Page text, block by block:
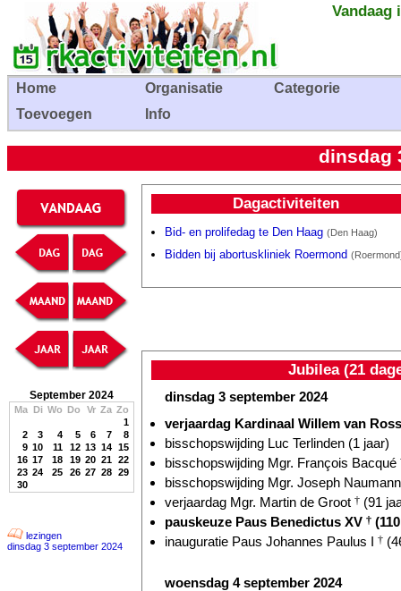
Vandaag
Home Organisatie
Categorie
Toevoegen
Info
dinsdag
September 2024
Ma Di Wo Do Vr Za Zo
1
2
3 4 5 6 7
8
9 10 11 12 13 14 15
16 17 18 19 20 21 22
23 24 25 26 27 28 29
30
lezingen
dinsdag 3 september 2024
Dagactiviteiten
Bid- en prolifedag te Den Haag (Den Haag)
Bidden bij abortuskliniek Roermond
Jubilea (21
dinsdag 3 september 2024
verjaardag Kardinaal Willem van
bisschopswijding Luc Terlinden (1 jaar)
bisschopswijding Mgr. François Bacqué
bisschopswijding Mgr. Joseph
verjaardag Mgr. Martin de Groot † (91
pauskeuze Paus Benedictus XV †
inauguratie Paus Johannes Paulus I †
woensdag 4 september 2024